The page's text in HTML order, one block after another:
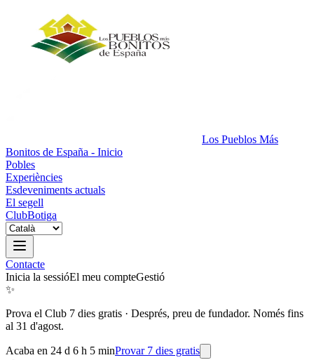
Los Pueblos Más
Bonitos de España - Inicio
Pobles
Experiències
Esdeveniments actuals
El segell
ClubBotiga
Contacte
Inicia la sessióEl meu compteGestió
✨
Prova el Club 7 dies gratis · Després, preu de fundador. Només fins
al 31 d'agost.
Acaba en 24 d 6 h 5 minProvar 7 dies gratis